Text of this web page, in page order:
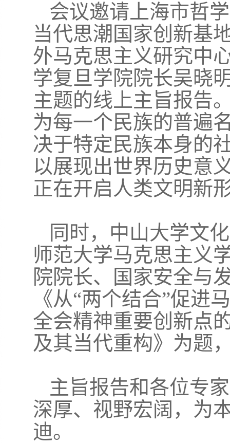
会议邀请上海市哲
当代思潮国家创新基
外马克思主义研究中
学复旦学院院长吴晓
主题的线上主旨报告
为每一个民族的普遍
决于特定民族本身的
以展现出世界历史意
正在开启人类文明新
同时，中山大学文
师范大学马克思主义
院院长、国家安全与
《从“两个结合”促进
全会精神重要创新点
及其当代重构》为题
主旨报告和各位专
深厚、视野宏阔，为
迪。